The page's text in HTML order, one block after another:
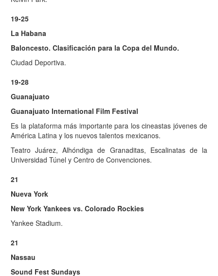
19-25
La Habana
Baloncesto. Clasificación para la Copa del Mundo.
Ciudad Deportiva.
19-28
Guanajuato
Guanajuato International Film Festival
Es la plataforma más importante para los cineastas jóvenes de
América Latina y los nuevos talentos mexicanos.
Teatro Juárez, Alhóndiga de Granaditas, Escalinatas de la
Universidad Túnel y Centro de Convenciones.
21
Nueva York
New York Yankees vs. Colorado Rockies
Yankee Stadium.
21
Nassau
Sound Fest Sundays